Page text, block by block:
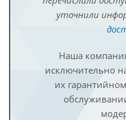
уточнили
Наша
исключительно
их